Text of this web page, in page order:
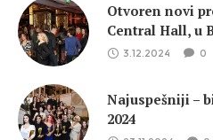
Otvoren novi
Central Hall, u
3.12.2024 0
Najuspešniji –
2024